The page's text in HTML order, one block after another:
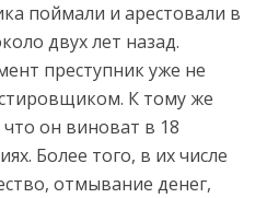
поймали и арестовали в
двух лет назад.
преступник уже не
К тому же
что он виноват в 18
Более того, в их числе
отмывание денег,